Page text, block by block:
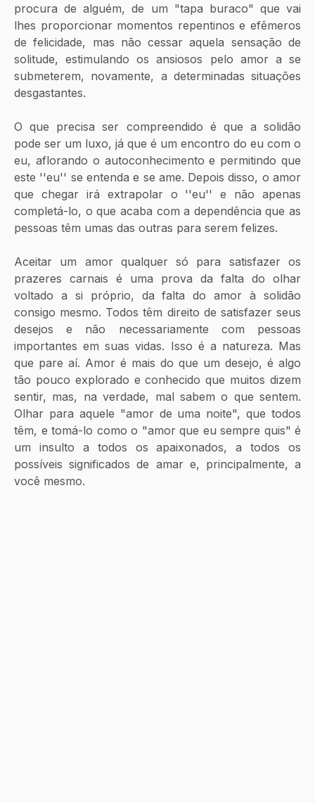
procura de alguém, de um "tapa buraco" que vai
lhes proporcionar momentos repentinos e efêmeros
de felicidade, mas não cessar aquela sensação de
solitude, estimulando os ansiosos pelo amor a se
submeterem, novamente, a determinadas situações
desgastantes.
O que precisa ser compreendido é que a solidão
pode ser um luxo, já que é um encontro do eu com o
eu, aflorando o autoconhecimento e permitindo que
este ''eu'' se entenda e se ame. Depois disso, o amor
que chegar irá extrapolar o ''eu'' e não apenas
completá-lo, o que acaba com a dependência que as
pessoas têm umas das outras para serem felizes.
Aceitar um amor qualquer só para satisfazer os
prazeres carnais é uma prova da falta do olhar
voltado a si próprio, da falta do amor à solidão
consigo mesmo. Todos têm direito de satisfazer seus
desejos e não necessariamente com pessoas
importantes em suas vidas. Isso é a natureza. Mas
que pare aí. Amor é mais do que um desejo, é algo
tão pouco explorado e conhecido que muitos dizem
sentir, mas, na verdade, mal sabem o que sentem.
Olhar para aquele "amor de uma noite", que todos
têm, e tomá-lo como o "amor que eu sempre quis" é
um insulto a todos os apaixonados, a todos os
possíveis significados de amar e, principalmente, a
você mesmo.